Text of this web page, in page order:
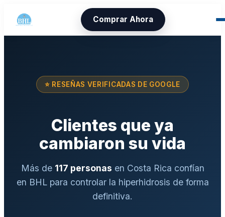
Comprar Ahora
⭐ RESEÑAS VERIFICADAS DE GOOGLE
Clientes que ya
cambiaron su vida
Más de 117 personas en Costa Rica confían
en BHL para controlar la hiperhidrosis de forma
definitiva.